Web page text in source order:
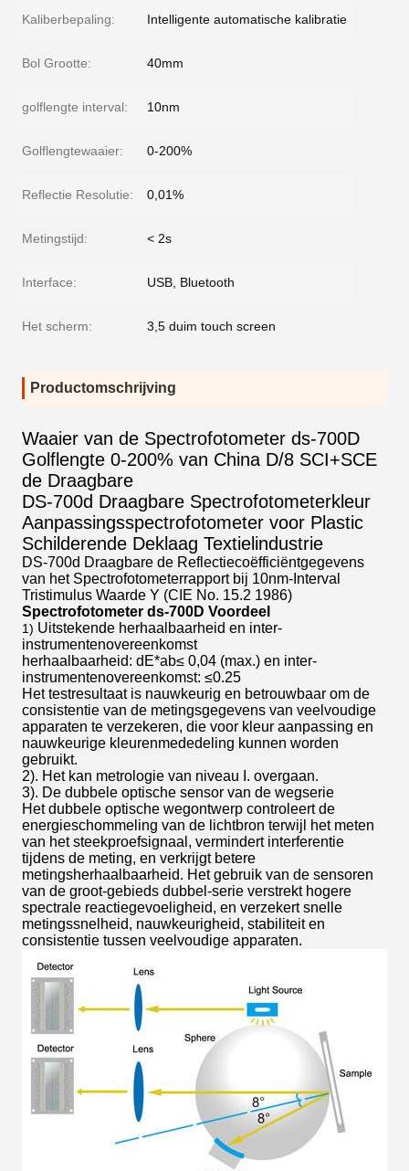
Kaliberbepaling: Intelligente automatische kalibratie
Bol Grootte: 40mm
golflengte interval: 10nm
Golflengtewaaier: 0-200%
Reflectie Resolutie: 0,01%
Metingstijd: < 2s
Interface: USB, Bluetooth
Het scherm: 3,5 duim touch screen
Productomschrijving
Waaier van de Spectrofotometer ds-700D
Golflengte 0-200% van China D/8 SCI+SCE
de Draagbare
DS-700d Draagbare Spectrofotometerkleur
Aanpassingsspectrofotometer voor Plastic
Schilderende Deklaag Textielindustrie
DS-700d Draagbare de Reflectiecoëfficiëntgegevens
van het Spectrofotometerrapport bij 10nm-Interval
Tristimulus Waarde Y (CIE No. 15.2 1986)
Spectrofotometer ds-700D Voordeel
1) Uitstekende herhaalbaarheid en inter-
instrumentenovereenkomst
herhaalbaarheid: dE*ab≤ 0,04 (max.) en inter-
instrumentenovereenkomst: ≤0.25
Het testresultaat is nauwkeurig en betrouwbaar om de
consistentie van de metingsgegevens van veelvoudige
apparaten te verzekeren, die voor kleur aanpassing en
nauwkeurige kleurenmededeling kunnen worden
gebruikt.
2). Het kan metrologie van niveau I. overgaan.
3). De dubbele optische sensor van de wegserie
Het dubbele optische wegontwerp controleert de
energieschommeling van de lichtbron terwijl het meten
van het steekproefsignaal, vermindert interferentie
tijdens de meting, en verkrijgt betere
metingsherhaalbaarheid. Het gebruik van de sensoren
van de groot-gebieds dubbel-serie verstrekt hogere
spectrale reactiegevoeligheid, en verzekert snelle
metingssnelheid, nauwkeurigheid, stabiliteit en
consistentie tussen veelvoudige apparaten.